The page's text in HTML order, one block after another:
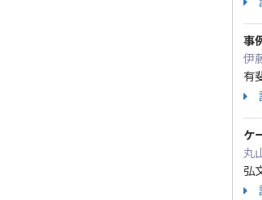
事
伊
有
ケ
丸
弘